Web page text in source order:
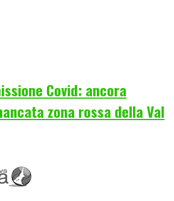
Covid: ancora
zona rossa della Val